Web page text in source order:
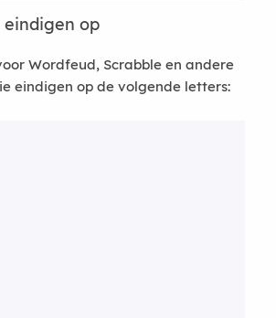
op
Wordfeud, Scrabble en andere
eindigen op de volgende letters: